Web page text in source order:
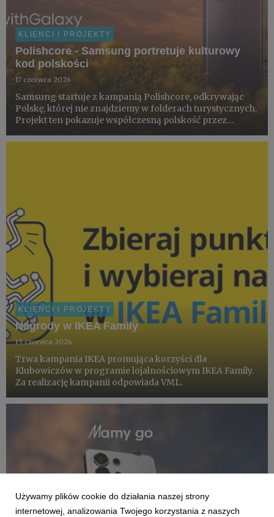
KLIENCI I PROJEKTY
Polishcore - Samsung portretuje kulturowy
kod polskości
17 czerwca 2026
Samsung startuje z kampanią Polishcore, odkrywając
Polskę, której nie znajdziemy w folderach turystycznych.
Projekt ten pokazuje współczesną polskość przez
dokumentowanych smartfonem Galaxy S26 Ultra z
KLIENCI I PROJEKTY
Nagrody w IKEA Family
15 czerwca 2026
Trwa kampania IKEA promująca korzyści dla
Klubowiczów w programie lojalnościowym IKEA Family.
Za realizację kampanii odpowiada VML.
Używamy plików cookie do działania naszej strony
internetowej, analizowania Twojego korzystania z naszych